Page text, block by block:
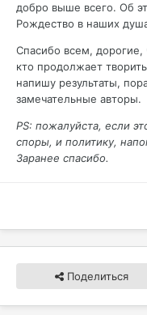
добро выше всего. Об
Рождество в наших
Спасибо всем, дорогие,
кто продолжает
напишу результаты,
замечательные
PS: пожалуйста, если
споры, и политику,
Заранее спасибо.
Поделиться